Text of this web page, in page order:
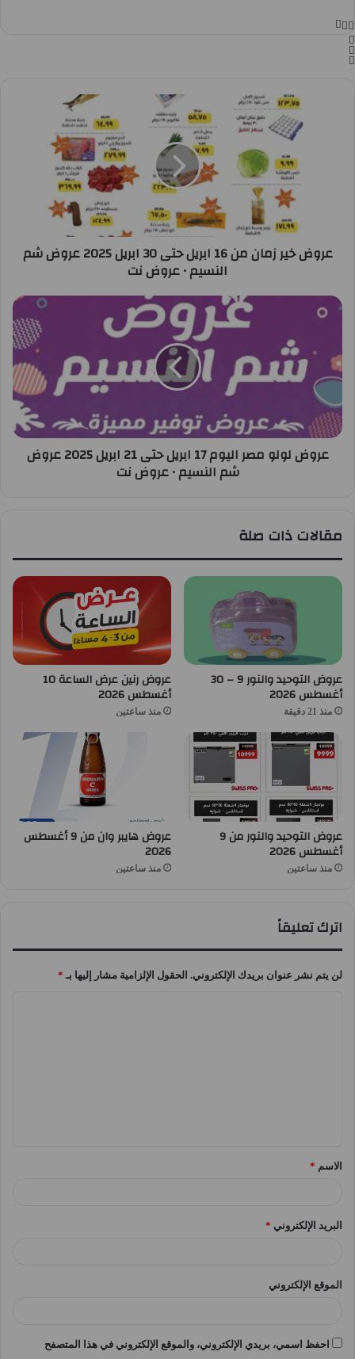
عروض خير زمان من 16 ابريل حتى 30 ابريل 2025 عروض شم
النسيم • عروض نت
عروض لولو مصر اليوم 17 ابريل حتى 21 ابريل 2025 عروض
شم النسيم • عروض نت
مقالات ذات صلة
عروض التوحيد والنور 9 – 30
أغسطس 2026
منذ 21 دقيقة
عروض رنين عرض الساعة 10
أغسطس 2026
منذ ساعتين
عروض التوحيد والنور من 9
أغسطس 2026
منذ ساعتين
عروض هايبر وان من 9 أغسطس
2026
منذ ساعتين
اترك تعليقاً
لن يتم نشر عنوان بريدك الإلكتروني. الحقول الإلزامية مشار إليها بـ *
*الاسم *
البريد الإلكتروني *
الموقع الإلكتروني
احفظ اسمي، بريدي الإلكتروني، والموقع الإلكتروني في هذا المتصفح